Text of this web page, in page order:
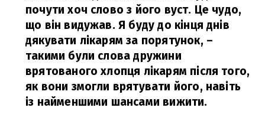
почути хоч слово з його вуст. Це чудо,
що він видужав. Я буду до кінця днів
дякувати лікарям за порятунок, –
такими були слова дружини
врятованого хлопця лікарям після того,
як вони змогли врятувати його, навіть
із найменшими шансами вижити.